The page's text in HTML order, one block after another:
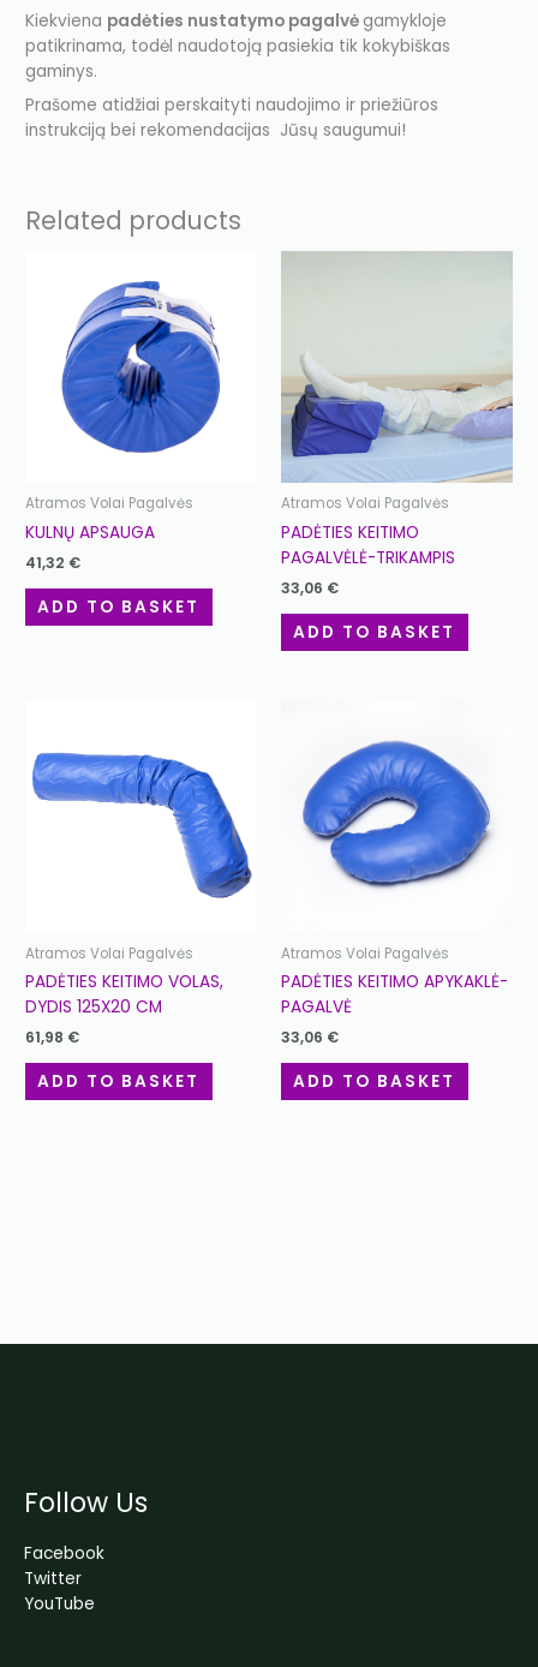
Kiekviena padėties nustatymo pagalvė gamykloje
patikrinama, todėl naudotoją pasiekia tik kokybiškas
gaminys.
Prašome atidžiai perskaityti naudojimo ir priežiūros
instrukciją bei rekomendacijas Jūsų saugumui!
Related products
Atramos Volai Pagalvės
KULNŲ APSAUGA
41,32 €
ADD TO BASKET
Atramos Volai Pagalvės
PADĖTIES KEITIMO
PAGALVĖLĖ-TRIKAMPIS
33,06 €
ADD TO BASKET
Atramos Volai Pagalvės
PADĖTIES KEITIMO VOLAS,
DYDIS 125X20 CM
61,98 €
ADD TO BASKET
Atramos Volai Pagalvės
PADĖTIES KEITIMO APYKAKLĖ-
PAGALVĖ
33,06 €
ADD TO BASKET
Follow Us
Facebook
Twitter
YouTube